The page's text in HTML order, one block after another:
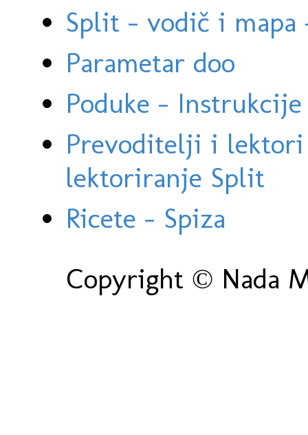
Split - vodič i
Parametar doo
Poduke -
Prevoditelji i
lektoriranje Split
Ricete - Spiza
Copyright © Nada